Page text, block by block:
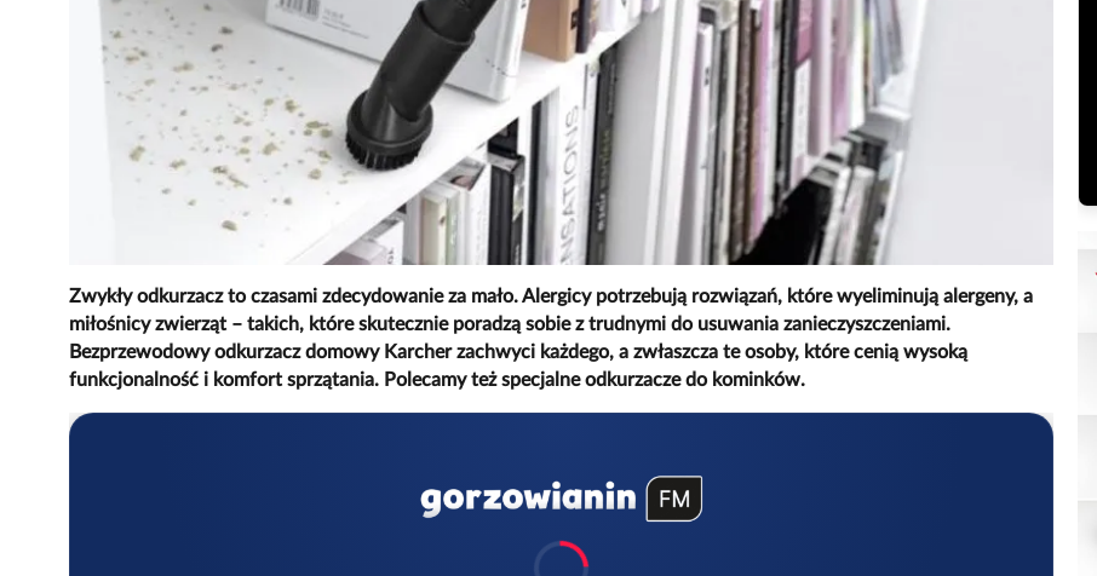
Zwykły odkurzacz to czasami zdecydowanie za mało. Alergicy potrzebują rozwiązań, które wyeliminują alergeny, a
miłośnicy zwierząt – takich, które skutecznie poradzą sobie z trudnymi do usuwania zanieczyszczeniami.
Bezprzewodowy odkurzacz domowy Karcher zachwyci każdego, a zwłaszcza te osoby, które cenią wysoką
funkcjonalność i komfort sprzątania. Polecamy też specjalne odkurzacze do kominków.